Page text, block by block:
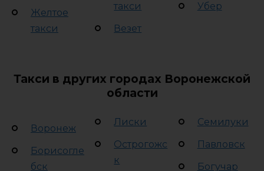
Желтое
такси
такси
Везет
Убер
Такси в других городах Воронежской
области
Воронеж
Борисогле
бск
Лиски
Острогожс
к
Семилуки
Павловск
Богучар